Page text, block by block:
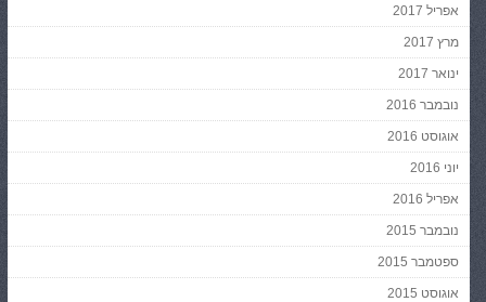
אפריל 2017
מרץ 2017
ינואר 2017
נובמבר 2016
אוגוסט 2016
יוני 2016
אפריל 2016
נובמבר 2015
ספטמבר 2015
אוגוסט 2015